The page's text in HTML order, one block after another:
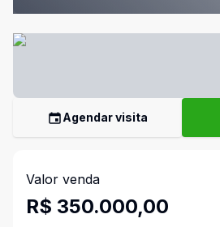
Agendar visita
Valor venda
R$ 350.000,00